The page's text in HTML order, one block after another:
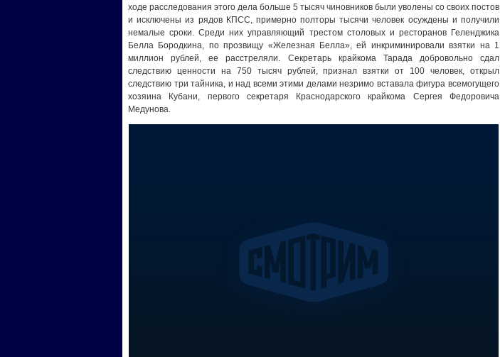
ходе расследования этого дела больше 5 тысяч чиновников были уволены со своих постов
и исключены из рядов КПСС, примерно полторы тысячи человек осуждены и получили
немалые сроки. Среди них управляющий трестом столовых и ресторанов Геленджика
Белла Бородкина, по прозвищу «Железная Белла», ей инкриминировали взятки на 1
миллион рублей, ее расстреляли. Секретарь крайкома Тарада добровольно сдал
следствию ценности на 750 тысяч рублей, признал взятки от 100 человек, открыл
следствию три тайника, и над всеми этими делами незримо вставала фигура всемогущего
хозяина Кубани, первого секретаря Краснодарского крайкома Сергея Федоровича
Медунова.